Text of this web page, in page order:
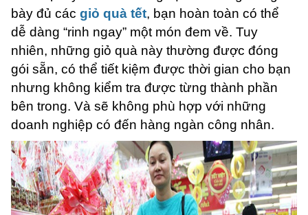
bày đủ các giỏ quà tết, bạn hoàn toàn có thể
dễ dàng “rinh ngay” một món đem về. Tuy
nhiên, những giỏ quà này thường được đóng
gói sẵn, có thể tiết kiệm được thời gian cho bạn
nhưng không kiểm tra được từng thành phần
bên trong. Và sẽ không phù hợp với những
doanh nghiệp có đến hàng ngàn công nhân.